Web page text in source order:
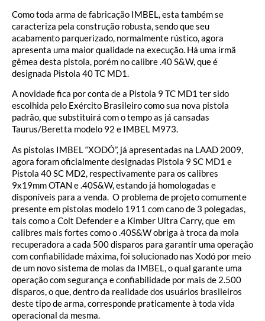
Como toda arma de fabricação IMBEL, esta também se
caracteriza pela construção robusta, sendo que seu
acabamento parquerizado, normalmente rústico, agora
apresenta uma maior qualidade na execução. Há uma irmã
gêmea desta pistola, porém no calibre .40 S&W, que é
designada Pistola 40 TC MD1.
A novidade fica por conta de a Pistola 9 TC MD1 ter sido
escolhida pelo Exército Brasileiro como sua nova pistola
padrão, que substituirá com o tempo as já cansadas
Taurus/Beretta modelo 92 e IMBEL M973.
As pistolas IMBEL “XODÓ”, já apresentadas na LAAD 2009,
agora foram oficialmente designadas Pistola 9 SC MD1 e
Pistola 40 SC MD2, respectivamente para os calibres
9x19mm OTAN e .40S&W, estando já homologadas e
disponíveis para a venda. O problema de projeto comumente
presente em pistolas modelo 1911 com cano de 3 polegadas,
tais como a Colt Defender e a Kimber Ultra Carry, que em
calibres mais fortes como o .40S&W obriga à troca da mola
recuperadora a cada 500 disparos para garantir uma operação
com confiabilidade máxima, foi solucionado nas Xodó por meio
de um novo sistema de molas da IMBEL, o qual garante uma
operação com segurança e confiabilidade por mais de 2.500
disparos, o que, dentro da realidade dos usuários brasileiros
deste tipo de arma, corresponde praticamente à toda vida
operacional da mesma.